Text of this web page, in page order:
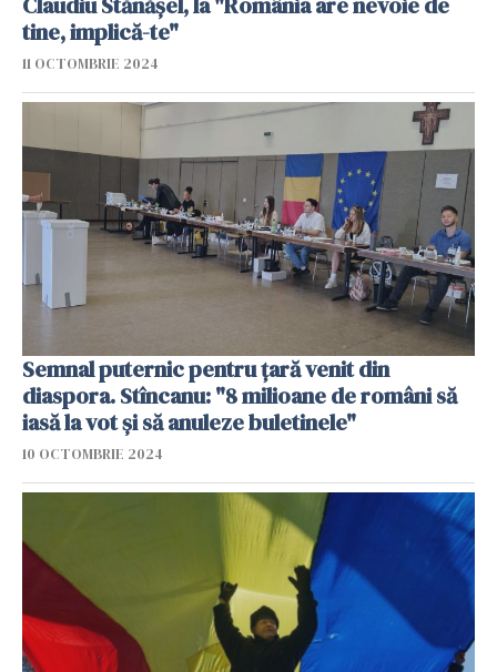
tine, implică-te"
11 OCTOMBRIE 2024
Semnal puternic pentru țară venit din
diaspora. Stîncanu: "8 milioane de români să
iasă la vot și să anuleze buletinele"
10 OCTOMBRIE 2024